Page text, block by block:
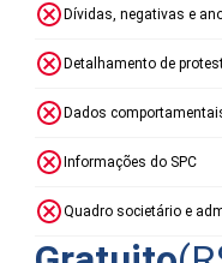
Dívidas, negativas e
Detalhamento de
Dados
Informações do SPC
Quadro societário e